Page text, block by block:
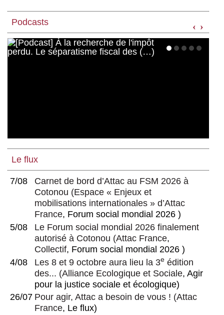
marxiste.
Docteur Freud and Mister Keynes
Podcasts
‹ ›
Le flux
7/08
Carnet de bord d’Attac au FSM 2026 à
Cotonou (Espace « Enjeux et
mobilisations internationales » d’Attac
France, Forum social mondial 2026 )
5/08
Le Forum social mondial 2026 finalement
autorisé à Cotonou (Attac France,
Collectif, Forum social mondial 2026 )
4/08
Les 8 et 9 octobre aura lieu la 3e édition
des... (Alliance Ecologique et Sociale, Agir
pour la justice sociale et écologique)
26/07 Pour agir, Attac a besoin de vous ! (Attac
France, Le flux)